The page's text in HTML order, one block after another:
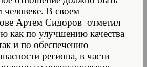
В своем
Артем Сидоров отметил
как по улучшению качества
и по обеспечению
региона, в части